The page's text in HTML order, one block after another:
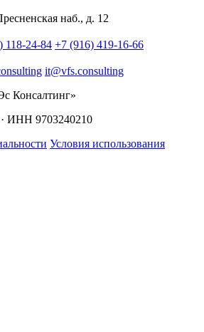
наб., д. 12
118-24-84 +7 (916) 419-16-66
it@vfs.consulting
Консалтинг»
ИНН 9703240210
Условия использования